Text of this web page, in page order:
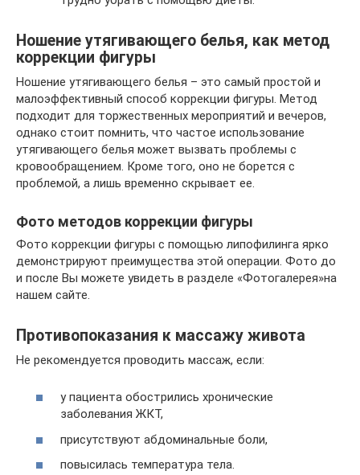
Ношение утягивающего белья, как метод
коррекции фигуры
Ношение утягивающего белья – это самый простой и
малоэффективный способ коррекции фигуры. Метод
подходит для торжественных мероприятий и вечеров,
однако стоит помнить, что частое использование
утягивающего белья может вызвать проблемы с
кровообращением. Кроме того, оно не борется с
проблемой, а лишь временно скрывает ее.
Фото методов коррекции фигуры
Фото коррекции фигуры с помощью липофилинга ярко
демонстрируют преимущества этой операции. Фото до
и после Вы можете увидеть в разделе «Фотогалерея»на
нашем сайте.
Противопоказания к массажу живота
Не рекомендуется проводить массаж, если:
у пациента обострились хронические
заболевания ЖКТ,
присутствуют абдоминальные боли,
повысилась температура тела.